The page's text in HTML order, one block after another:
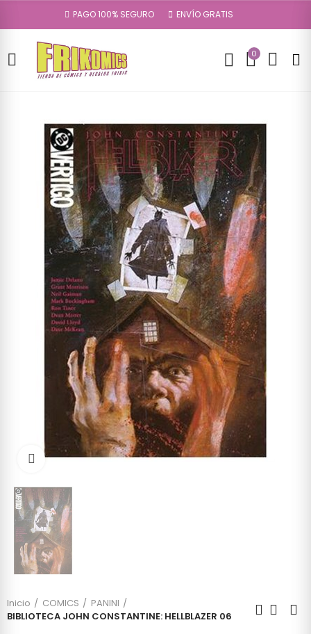
PAGO 100% SEGURO ENVÍO GRATIS
0
Click to enlarge
Inicio COMICS
PANINI
BIBLIOTECA JOHN CONSTANTINE: HELLBLAZER 06